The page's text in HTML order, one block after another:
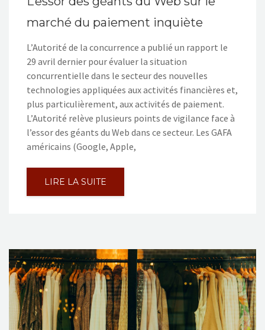
marché du paiement inquiète
L’Autorité de la concurrence a publié un rapport le
29 avril dernier pour évaluer la situation
concurrentielle dans le secteur des nouvelles
technologies appliquées aux activités financières et,
plus particulièrement, aux activités de paiement.
L’Autorité relève plusieurs points de vigilance face à
l’essor des géants du Web dans ce secteur. Les GAFA
américains (Google, Apple,
LIRE LA SUITE